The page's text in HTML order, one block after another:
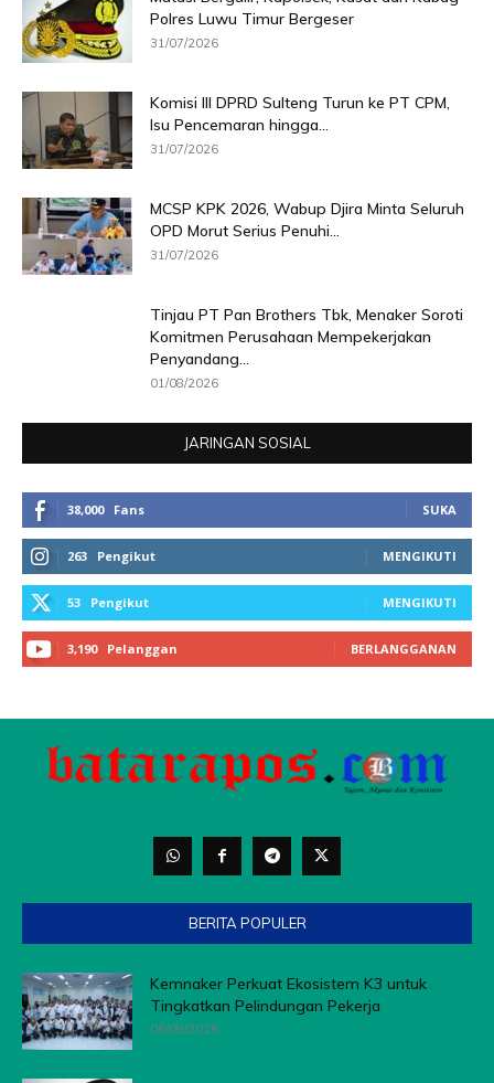
BERITA POPULER
Kemnaker Perkuat Ekosistem K3 untuk
Tingkatkan Pelindungan Pekerja
06/08/2026